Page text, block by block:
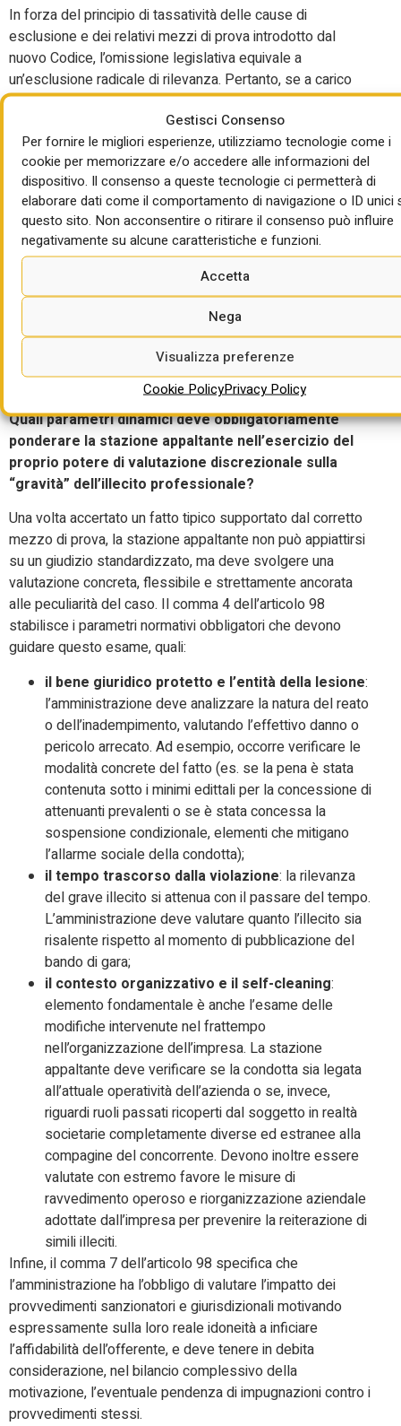
Gestisci Consenso
Per fornire le migliori esperienze, utilizziamo tecnologie come i
cookie per memorizzare e/o accedere alle informazioni del
dispositivo. Il consenso a queste tecnologie ci permetterà di
elaborare dati come il comportamento di navigazione o ID unici
questo sito. Non acconsentire o ritirare il consenso può influire
negativamente su alcune caratteristiche e funzioni.
Accetta
Nega
Visualizza preferenze
Cookie PolicyPrivacy Policy
In forza del principio di tassatività delle cause di
esclusione e dei relativi mezzi di prova introdotto dal
nuovo Codice, l’omissione legislativa equivale a
un’esclusione radicale di rilevanza. Pertanto, se a carico
del liquidatore o del legale rappresentante di un’impresa
emerge dal casellario giudiziale unicamente una sentenza
di patteggiamento irrevocabile per bancarotta fraudolenta,
la stazione appaltantenon puòutilizzare tale sentenza
come mezzo di prova per disporre l’esclusione ai sensi
della lettera h), in quanto l’ordinamento ha precluso la
possibilità di equiparare meccanicamente il
patteggiamento alla sentenza di condanna definitiva in
Un’esclusione basata su tale presupposto sarebbe,
dunque, illegittima per palese violazione di legge, secondo
Quali parametri dinamici deve obbligatoriamente
ponderare la stazione appaltante nell’esercizio del
proprio potere di valutazione discrezionale sulla
“gravità” dell’illecito professionale?
Una volta accertato un fatto tipico supportato dal corretto
mezzo di prova, la stazione appaltante non può appiattirsi
su un giudizio standardizzato, ma deve svolgere una
valutazione concreta, flessibile e strettamente ancorata
alle peculiarità del caso. Il comma 4 dell’articolo 98
stabilisce i parametri normativi obbligatori che devono
guidare questo esame, quali:
il bene giuridico protetto e l’entità della lesione:
l’amministrazione deve analizzare la natura del reato
o dell’inadempimento, valutando l’effettivo danno o
pericolo arrecato. Ad esempio, occorre verificare le
modalità concrete del fatto (es. se la pena è stata
contenuta sotto i minimi edittali per la concessione di
attenuanti prevalenti o se è stata concessa la
sospensione condizionale, elementi che mitigano
l’allarme sociale della condotta);
il tempo trascorso dalla violazione: la rilevanza
del grave illecito si attenua con il passare del tempo.
L’amministrazione deve valutare quanto l’illecito sia
risalente rispetto al momento di pubblicazione del
bando di gara;
il contesto organizzativo e il self-cleaning:
elemento fondamentale è anche l’esame delle
modifiche intervenute nel frattempo
nell’organizzazione dell’impresa. La stazione
appaltante deve verificare se la condotta sia legata
all’attuale operatività dell’azienda o se, invece,
riguardi ruoli passati ricoperti dal soggetto in realtà
societarie completamente diverse ed estranee alla
compagine del concorrente. Devono inoltre essere
valutate con estremo favore le misure di
ravvedimento operoso e riorganizzazione aziendale
adottate dall’impresa per prevenire la reiterazione di
simili illeciti.
Infine, il comma 7 dell’articolo 98 specifica che
l’amministrazione ha l’obbligo di valutare l’impatto dei
provvedimenti sanzionatori e giurisdizionali motivando
espressamente sulla loro reale idoneità a inficiare
l’affidabilità dell’offerente, e deve tenere in debita
considerazione, nel bilancio complessivo della
motivazione, l’eventuale pendenza di impugnazioni contro i
provvedimenti stessi.